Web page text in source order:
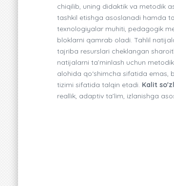
chiqilib, uning didaktik va metodik
tashkil etishga asoslanadi hamda
texnologiyalar muhiti, pedagogik
bloklarni qamrab oladi. Tahlil
tajriba resurslari cheklangan
natijalarni ta’minlash uchun
alohida qo‘shimcha sifatida
tizimi sifatida talqin etadi. Kalit
reallik, adaptiv ta’lim, izlanishga